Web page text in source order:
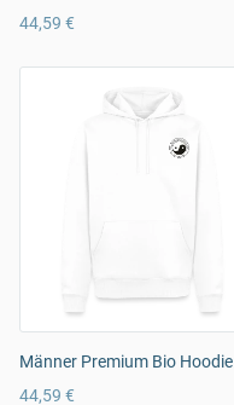
44,59 €
Männer Premium Bio Hoodie
44,59 €